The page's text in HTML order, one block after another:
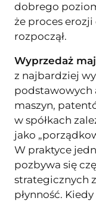
dobrego
że proces erozji
rozpoczął.
Wyprzedaż
z najbardziej
podstawowych
maszyn,
w spółkach
jako
W praktyce
pozbywa się
strategicznych
płynność.